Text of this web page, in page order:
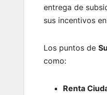
entrega de
sus incentivos
Los puntos de
como:
Renta